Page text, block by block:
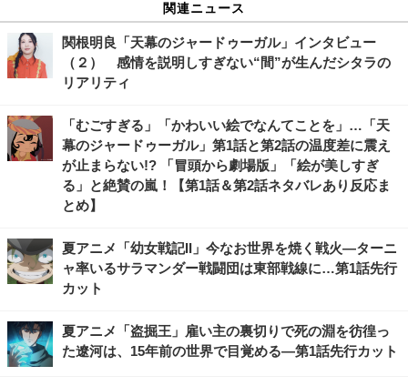
関連ニュース
関根明良「天幕のジャードゥーガル」インタビュー
（２） 感情を説明しすぎない“間”が生んだシタラの
リアリティ
「むごすぎる」「かわいい絵でなんてことを」…「天
幕のジャードゥーガル」第1話と第2話の温度差に震え
が止まらない!? 「冒頭から劇場版」「絵が美しすぎ
る」と絶賛の嵐！【第1話＆第2話ネタバレあり反応ま
とめ】
夏アニメ「幼女戦記II」今なお世界を焼く戦火―ターニ
ャ率いるサラマンダー戦闘団は東部戦線に…第1話先行
カット
夏アニメ「盗掘王」雇い主の裏切りで死の淵を彷徨っ
た遼河は、15年前の世界で目覚める―第1話先行カット